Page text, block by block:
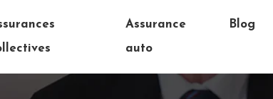
Assurance
auto
Blog